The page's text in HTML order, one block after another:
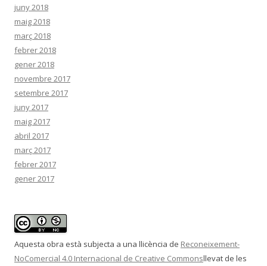
juny 2018
maig 2018
març 2018
febrer 2018
gener 2018
novembre 2017
setembre 2017
juny 2017
maig 2017
abril 2017
març 2017
febrer 2017
gener 2017
Aquesta obra està subjecta a una llicència de Reconeixement-
NoComercial 4.0 Internacional de Creative Commonsllevat de les